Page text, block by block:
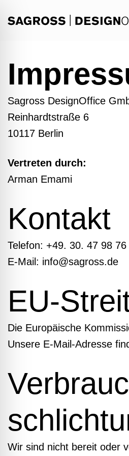
Inhalt
Sagross DesignOffice
Reinhardtstraße 6
10117 Berlin
Vertreten durch:
Arman Emami
Kontakt
Telefon: +49. 30. 47 98 76
E-Mail: info@sagross.de
EU-
Die Europäische
Unsere E-Mail-Adresse
Wir sind nicht bereit oder